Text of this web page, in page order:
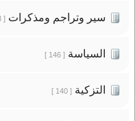
سير وتراجم ومذكرات[ 153 ]
السياسة[ 146 ]
التزكية[ 140 ]